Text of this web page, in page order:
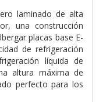
laminado de alta
una construcción
placas base E-
de refrigeración
líquida de
altura máxima de
perfecto para los